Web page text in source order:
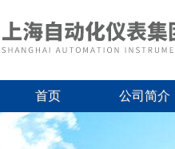
首页 公司简介